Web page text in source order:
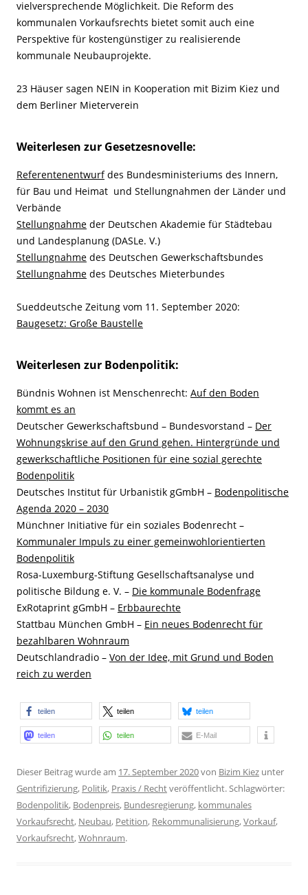
vielversprechende Möglichkeit. Die Reform des
kommunalen Vorkaufsrechts bietet somit auch eine
Perspektive für kostengünstiger zu realisierende
kommunale Neubauprojekte.
23 Häuser sagen NEIN in Kooperation mit Bizim Kiez und
dem Berliner Mieterverein
Weiterlesen zur Gesetzesnovelle:
Referentenentwurfdes Bundesministeriums des Innern,
für Bau und Heimat und Stellungnahmen der Länder und
Verbände
Stellungnahme der Deutschen Akademie für Städtebau
und Landesplanung (DASLe. V.)
Stellungnahme des Deutschen Gewerkschaftsbundes
Stellungnahme des Deutsches Mieterbundes
Sueddeutsche Zeitung vom 11. September 2020:
Baugesetz: Große Baustelle
Weiterlesen zur Bodenpolitik:
Bündnis Wohnen ist Menschenrecht: Auf den Boden
kommt es an
Deutscher Gewerkschaftsbund – Bundesvorstand – Der
Wohnungskrise auf den Grund gehen. Hintergründe und
gewerkschaftliche Positionen für eine sozial gerechte
Bodenpolitik
Deutsches Institut für Urbanistik gGmbH – Bodenpolitische
Agenda 2020 – 2030
Münchner Initiative für ein soziales Bodenrecht –
Kommunaler Impuls zu einer gemeinwohlorientierten
Bodenpolitik
Rosa-Luxemburg-Stiftung Gesellschaftsanalyse und
politische Bildung e. V. – Die kommunale Bodenfrage
ExRotaprint gGmbH – Erbbaurechte
Stattbau München GmbH – Ein neues Bodenrecht für
bezahlbaren Wohnraum
Deutschlandradio – Von der Idee, mit Grund und Boden
reich zu werden
teilen teilen teilen
teilen teilen E-Mail
Dieser Beitrag wurde am 17. September 2020von Bizim Kiez unter
Gentrifizierung, Politik, Praxis / Rechtveröffentlicht. Schlagwörter:
Bodenpolitik, Bodenpreis, Bundesregierung, kommunales
Vorkaufsrecht, Neubau, Petition, Rekommunalisierung,Vorkauf,
Vorkaufsrecht,Wohnraum.